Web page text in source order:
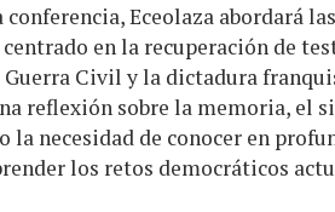
Eceolaza abordará
en la recuperación de
Civil y la dictadura
reflexión sobre la memoria, el
la necesidad de conocer en
los retos democráticos